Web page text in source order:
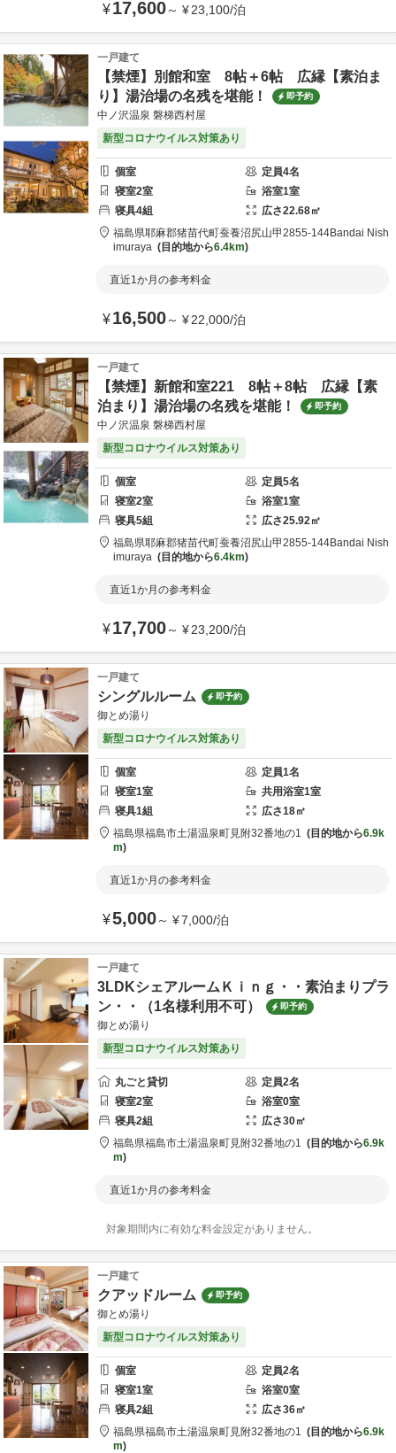
¥17,600～ ¥23,100/泊
一戸建て
【禁煙】別館和室 8帖＋6帖 広縁【素泊ま
り】湯治場の名残を堪能！
即予約
中ノ沢温泉 磐梯西村屋
新型コロナウイルス対策あり
個室 定員4名
寝室2室 浴室1室
寝具4組 広さ22.68㎡
福島県耶麻郡猪苗代町蚕養沼尻山甲2855-144Bandai Nish
imuraya
目的地から6.4km
直近1か月の参考料金
¥16,500～ ¥22,000/泊
一戸建て
【禁煙】新館和室221 8帖＋8帖 広縁【素
泊まり】湯治場の名残を堪能！
即予約
中ノ沢温泉 磐梯西村屋
新型コロナウイルス対策あり
個室 定員5名
寝室2室 浴室1室
寝具5組 広さ25.92㎡
福島県耶麻郡猪苗代町蚕養沼尻山甲2855-144Bandai Nish
imuraya
目的地から6.4km
直近1か月の参考料金
¥17,700～ ¥23,200/泊
一戸建て
シングルルーム 即予約
御とめ湯り
新型コロナウイルス対策あり
個室 定員1名
寝室1室 共用浴室1室
寝具1組 広さ18㎡
福島県福島市土湯温泉町見附32番地の1 目的地から6.9k
m
直近1か月の参考料金
¥5,000～ ¥7,000/泊
一戸建て
3LDKシェアルームＫｉｎｇ・・素泊まりプラ
ン・・（1名様利用不可）
即予約
御とめ湯り
新型コロナウイルス対策あり
丸ごと貸切 定員2名
寝室2室 浴室0室
寝具2組 広さ30㎡
福島県福島市土湯温泉町見附32番地の1 目的地から6.9k
m
直近1か月の参考料金
対象期間内に有効な料金設定がありません。
一戸建て
クアッドルーム 即予約
御とめ湯り
新型コロナウイルス対策あり
個室 定員2名
寝室1室 浴室0室
寝具2組 広さ36㎡
福島県福島市土湯温泉町見附32番地の1 目的地から6.9k
m